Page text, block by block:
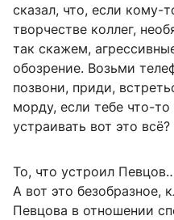
сказал, что, если кому-
творчестве коллег,
так скажем,
обозрение. Возьми
позвони, приди,
морду, если тебе что-
устраивать вот это всё?
То, что устроил
А вот это безобразное,
Певцова в отношении